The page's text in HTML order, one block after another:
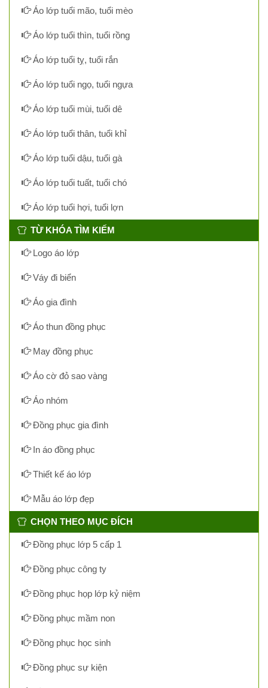
Áo lớp tuổi mão, tuổi mèo
Áo lớp tuổi thìn, tuổi rồng
Áo lớp tuổi tỵ, tuổi rắn
Áo lớp tuổi ngọ, tuổi ngựa
Áo lớp tuổi mùi, tuổi dê
Áo lớp tuổi thân, tuổi khỉ
Áo lớp tuổi dậu, tuổi gà
Áo lớp tuổi tuất, tuổi chó
Áo lớp tuổi hợi, tuổi lợn
TỪ KHÓA TÌM KIẾM
Logo áo lớp
Váy đi biển
Áo gia đình
Áo thun đồng phục
May đồng phục
Áo cờ đỏ sao vàng
Áo nhóm
Đồng phục gia đình
In áo đồng phục
Thiết kế áo lớp
Mẫu áo lớp đẹp
CHỌN THEO MỤC ĐÍCH
Đồng phục lớp 5 cấp 1
Đồng phục công ty
Đồng phục họp lớp kỷ niệm
Đồng phục mầm non
Đồng phục học sinh
Đồng phục sự kiện